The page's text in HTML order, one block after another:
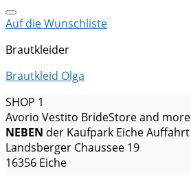
Auf die Wunschliste
Brautkleider
Brautkleid Olga
SHOP 1
Avorio Vestito BrideStore and more
NEBEN der Kaufpark Eiche Auffahrt
Landsberger Chaussee 19
16356 Eiche